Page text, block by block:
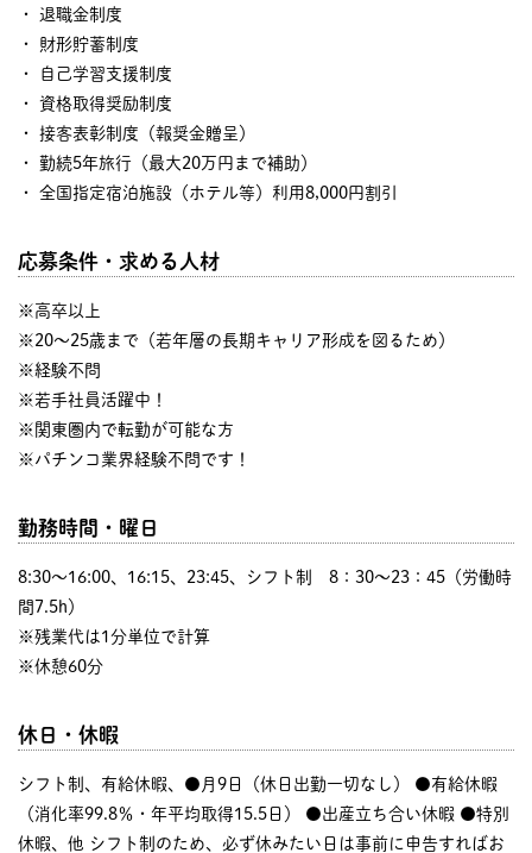
・ 退職金制度
・ 財形貯蓄制度
・ 自己学習支援制度
・ 資格取得奨励制度
・ 接客表彰制度（報奨金贈呈）
・ 勤続5年旅行（最大20万円まで補助）
・ 全国指定宿泊施設（ホテル等）利用8,000円割引
応募条件・求める人材
※高卒以上
※20～25歳まで（若年層の長期キャリア形成を図るため）
※経験不問
※若手社員活躍中！
※関東圏内で転勤が可能な方
※パチンコ業界経験不問です！
勤務時間・曜日
8:30〜16:00、16:15、23:45、シフト制 8：30～23：45（労働時
間7.5h）
※残業代は1分単位で計算
※休憩60分
休日・休暇
シフト制、有給休暇、●月9日（休日出勤一切なし） ●有給休暇
（消化率99.8％・年平均取得15.5日） ●出産立ち合い休暇 ●特別
休暇、他 シフト制のため、必ず休みたい日は事前に申告すればお